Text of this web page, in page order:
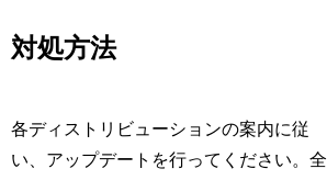
対処方法
各ディストリビューションの案内に従
い、アップデートを行ってください。全